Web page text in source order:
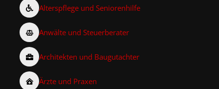
Alterspflege und Seniorenhilfe
Anwälte und Steuerberater
Architekten und Baugutachter
Ärzte und Praxen